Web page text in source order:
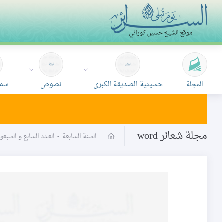
المجلة حسينية الصديقة الكبرى نصوص
مجلة شعائر word
السنة السابعة - العـدد السابع و